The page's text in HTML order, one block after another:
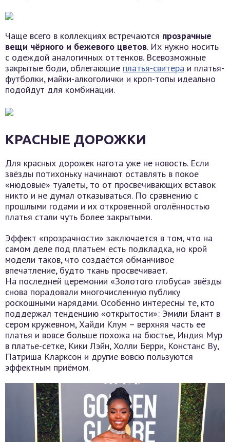
Чаще всего в коллекциях встречаются прозрачные
вещи чёрного и бежевого цветов. Их нужно носить
с одеждой аналогичных оттенков. Всевозможные
закрытые боди, облегающие платья-свитера и платья-
футболки, майки-алкоголички и кроп-топы идеально
подойдут для комбинации.
КРАСНЫЕ ДОРОЖКИ
Для красных дорожек нагота уже не новость. Если
звёзды потихоньку начинают оставлять в покое
«нюдовые» туалеты, то от просвечивающих вставок
никто и не думал отказываться. По сравнению с
прошлыми годами и их откровенной оголённостью
платья стали чуть более закрытыми.
Эффект «прозрачности» заключается в том, что на
самом деле под платьем есть подкладка, но крой
модели таков, что создаётся обманчивое
впечатление, будто ткань просвечивает.
На последней церемонии «Золотого глобуса» звёзды
снова порадовали многочисленную публику
роскошными нарядами. Особенно интересны те, кто
поддержал тенденцию «открытости»: Эмили Блант в
сером кружевном, Хайди Клум – верхняя часть ее
платья и вовсе больше похожа на бюстье, Индия Мур
в платье-сетке, Кики Лэйн, Холли Берри, Констанс Ву,
Патриша Кларксон и другие вовсю пользуются
эффектным приёмом.